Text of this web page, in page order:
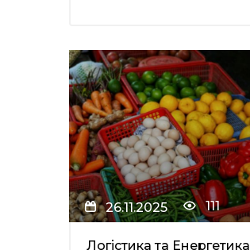
26.11.2025 111
Логістика та Енергетика